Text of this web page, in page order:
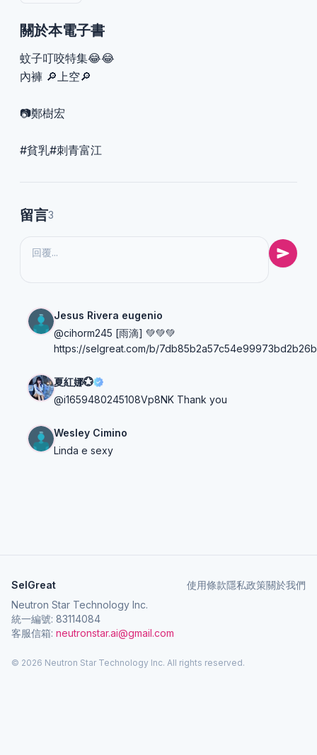
關於本電子書
蚊子叮咬特集😂😂
內褲 🔎上空🔎
📷鄭樹宏
#貧乳#刺青富江
留言3
Jesus Rivera eugenio
@cihorm245 [雨滴] 💚💚💚
https://selgreat.com/b/
夏紅娜💮
@i1659480245108Vp8NK Thank you
Wesley Cimino
Linda e sexy
SelGreat
Neutron Star Technology Inc.
統一編號: 83114084
客服信箱: neutronstar.ai@gmail.com
使用條款隱私政策關於我們
© 2026 Neutron Star Technology Inc. All rights reserved.